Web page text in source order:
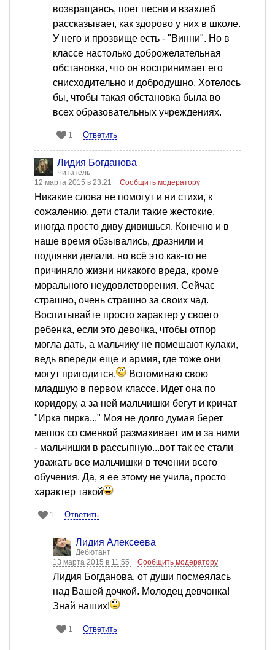
возвращаясь, поет песни и взахлеб
рассказывает, как здорово у них в школе.
У него и прозвище есть - "Винни". Но в
классе настолько доброжелательная
обстановка, что он воспринимает его
снисходительно и добродушно. Хотелось
бы, чтобы такая обстановка была во
всех образовательных учреждениях.
1 Ответить
Лидия Богданова
Читатель
12 марта 2015 в 23:21
Сообщить модератору
Никакие слова не помогут и ни стихи, к
сожалению, дети стали такие жестокие,
иногда просто диву дивишься. Конечно и в
наше время обзывались, дразнили и
подлянки делали, но всё это как-то не
причиняло жизни никакого вреда, кроме
морального неудовлетворения. Сейчас
страшно, очень страшно за своих чад.
Воспитывайте просто характер у своего
ребенка, если это девочка, чтобы отпор
могла дать, а мальчику не помешают кулаки,
ведь впереди еще и армия, где тоже они
могут пригодится.
Вспоминаю свою
младшую в первом классе. Идет она по
коридору, а за ней мальчишки бегут и кричат
"Ирка пирка..." Моя не долго думая берет
мешок со сменкой размахивает им и за ними
- мальчишки в рассыпную...вот так ее стали
уважать все мальчишки в течении всего
обучения. Да, я ее этому не учила, просто
характер такой
1 Ответить
Лидия Алексеева
Дебютант
13 марта 2015 в 11:55
Сообщить модератору
Лидия Богданова, от души посмеялась
над Вашей дочкой. Молодец девчонка!
Знай наших!
1 Ответить